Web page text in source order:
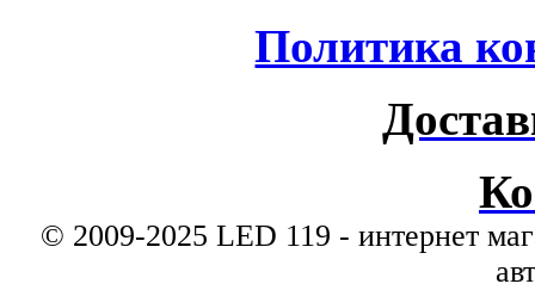
Политика
© 2009-2025 LED 119 - интернет